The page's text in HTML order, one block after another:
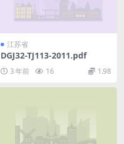
江苏省
DGJ32-TJ113-2011.pdf
3 年前 16 1.98